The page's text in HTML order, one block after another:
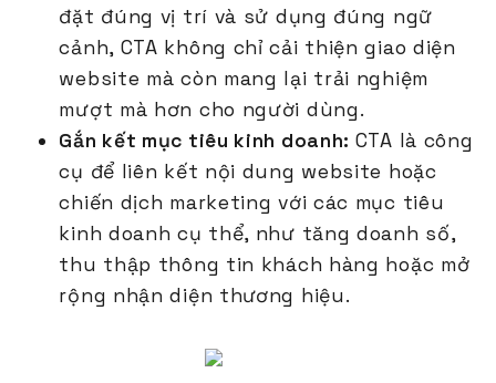
đặt đúng vị trí và sử dụng đúng ngữ
cảnh, CTA không chỉ cải thiện giao diện
website mà còn mang lại trải nghiệm
mượt mà hơn cho người dùng.
Gắn kết mục tiêu kinh doanh: CTA là công
cụ để liên kết nội dung website hoặc
chiến dịch marketing với các mục tiêu
kinh doanh cụ thể, như tăng doanh số,
thu thập thông tin khách hàng hoặc mở
rộng nhận diện thương hiệu.